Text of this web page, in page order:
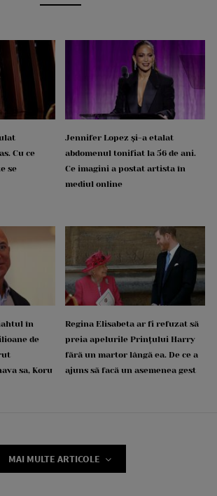
Cu ce
se
Jennifer Lopez și-a etalat
abdomenul tonifiat la 56 de ani.
Ce imagini a postat artista în
mediul online
în
de
sa, Koru
Regina Elisabeta ar fi refuzat să
preia apelurile Prințului Harry
fără un martor lângă ea. De ce a
ajuns să facă un asemenea gest
MAI MULTE ARTICOLE